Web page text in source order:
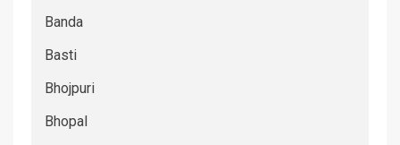
Banda
Basti
Bhojpuri
Bhopal